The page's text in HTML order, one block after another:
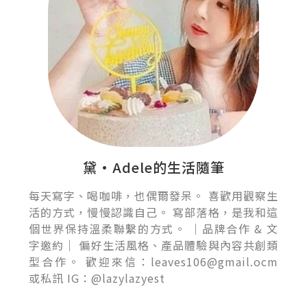
黛•Adele的生活隨筆
每天寫字、喝咖啡，也偶爾發呆。 喜歡用觀察生
活的方式，慢慢認識自己。 寫部落格，是我和這
個世界保持溫柔聯繫的方式。 ｜品牌合作 & 文
字邀約｜ 偏好生活風格、產品體驗與內容共創類
型合作。 歡迎來信：leaves106@gmail.ocm
或私訊 IG：@lazylazyest